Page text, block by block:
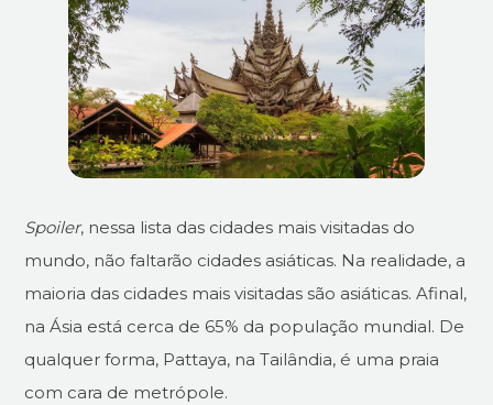
Spoiler, nessa lista das cidades mais visitadas do
mundo, não faltarão cidades asiáticas. Na realidade, a
maioria das cidades mais visitadas são asiáticas. Afinal,
na Ásia está cerca de 65% da população mundial. De
qualquer forma, Pattaya, na Tailândia, é uma praia
com cara de metrópole.